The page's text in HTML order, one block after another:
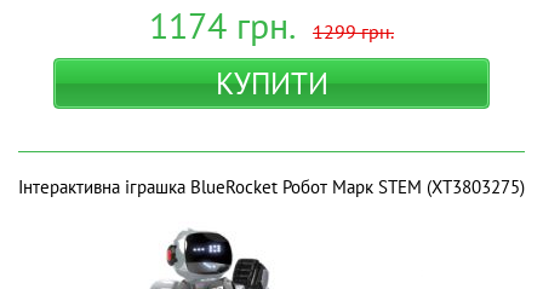
1174 грн. 1299грн.
КУПИТИ
Інтерактивна іграшка BlueRocket Робот Марк STEM (XT3803275)